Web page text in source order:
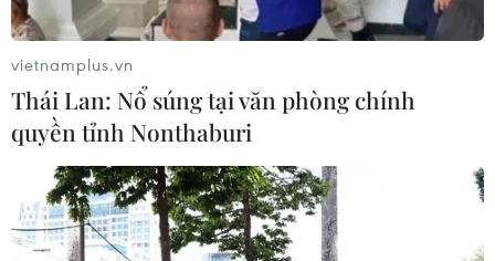
sụp sáu nhà dân, ước thiệt hại tài sản khoảng 800 triệu
đồng.
vietnamplus.vn
Thái Lan: Nổ súng tại văn phòng chính
quyền tỉnh Nonthaburi